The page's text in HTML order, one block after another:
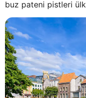
buz pateni pistleri